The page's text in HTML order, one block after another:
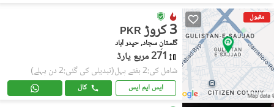
مقبول
PKR 3 کروڑ
گلستانِ سجاد, حیدر آباد
271 مربع یارڈ
شامل کی:2 ہفتے پہل (تبدیلی کی گئی:2 دن پہلے)
ایس ایم ایس کال